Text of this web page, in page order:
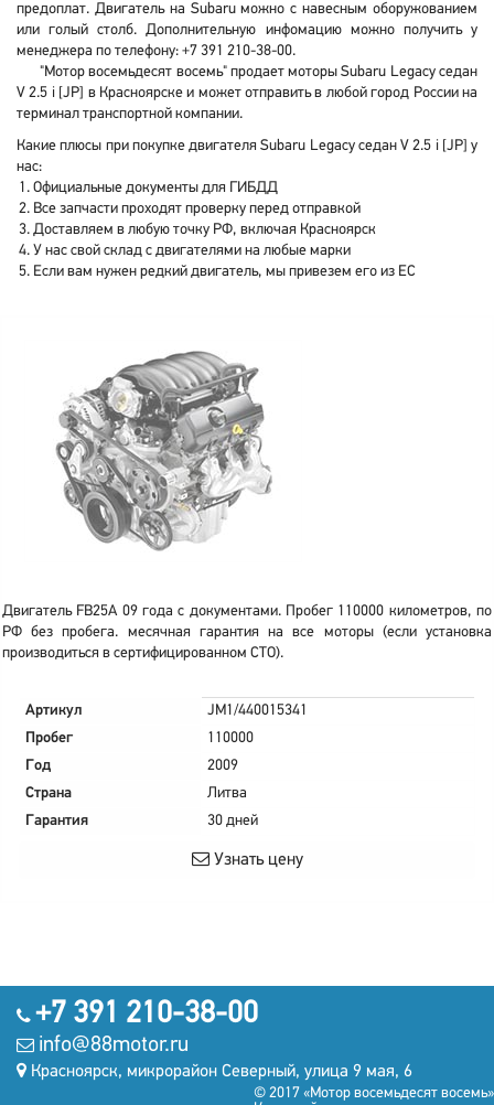
предоплат. Двигатель на Subaru можно с навесным оборужованием
или голый столб. Дополнительную инфомацию можно получить у
менеджера по телефону: +7 391 210-38-00.
"Мотор восемьдесят восемь" продает моторы Subaru Legacy седан
V 2.5 i [JP] в Красноярске и может отправить в любой город России на
терминал транспортной компании.
Какие плюсы при покупке двигателя Subaru Legacy седан V 2.5 i [JP] у
нас:
Официальные документы для ГИБДД
Все запчасти проходят проверку перед отправкой
Доставляем в любую точку РФ, включая Красноярск
У нас свой склад с двигателями на любые марки
Если вам нужен редкий двигатель, мы привезем его из ЕС
Двигатель FB25A 09 года с документами. Пробег 110000 километров, по
РФ без пробега. месячная гарантия на все моторы (если установка
производиться в сертифицированном СТО).
Артикул
JM1/440015341
Пробег
110000
Год
2009
Страна
Литва
Гарантия
30 дней
Узнать цену
+7 391 210-38-00
info@88motor.ru
Красноярск, микрорайон Северный, улица 9 мая, 6
© 2017 «Мотор восемьдесят восемь»